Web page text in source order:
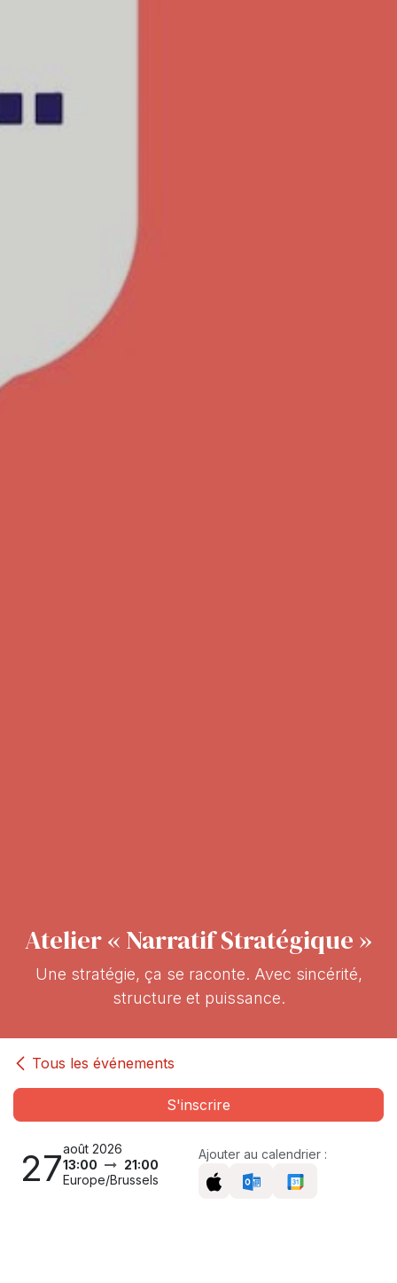
Atelier « Narratif Stratégique »
Une stratégie, ça se raconte. Avec sincérité,
structure et puissance.
Tous les événements
S'inscrire
27août 2026
13:00
21:00
Europe/Brussels
Ajouter au calendrier :